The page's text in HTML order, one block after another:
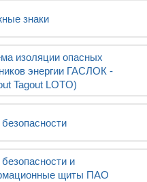
знаки
изоляции опасных
энергии ГАСЛОК -
Tagout LOTO)
и
щиты ПАО